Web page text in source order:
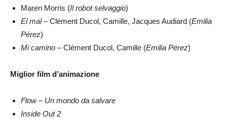
Maren Morris (Il robot selvaggio)
El mal– Clément Ducol, Camille, Jacques Audiard (Emilia
Pérez)
Mi camino – Clément Ducol, Camille (Emilia Pérez)
Miglior film d’animazione
Flow – Un mondo da salvare
Inside Out 2